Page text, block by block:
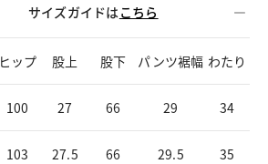
サイズガイドはこちら
ヒップ 股上 股下 パンツ裾幅 わたり
100 27 66 29 34
103 27.5 66 29.5 35